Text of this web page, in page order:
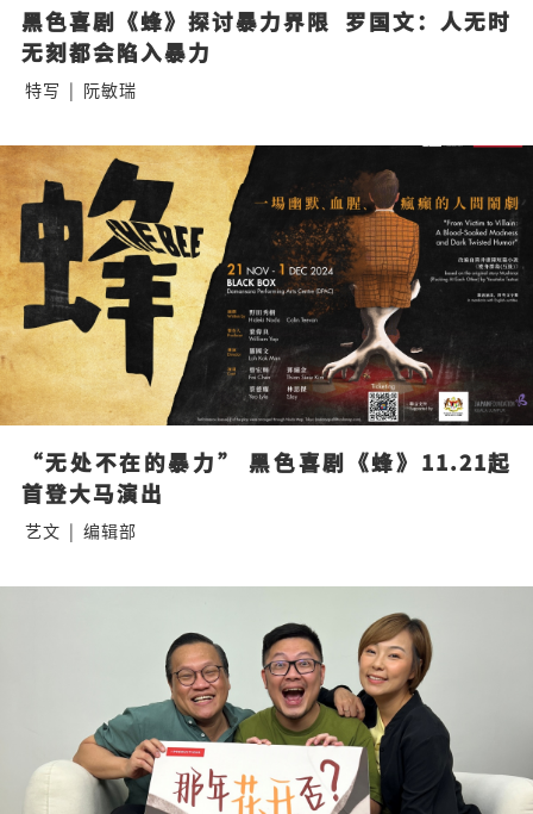
黑色喜剧《蜂》探讨暴力界限  罗国文：人无时
无刻都会陷入暴力
特写 | 阮敏瑞
“无处不在的暴力” 黑色喜剧《蜂》11.21起
首登大马演出
艺文 | 编辑部